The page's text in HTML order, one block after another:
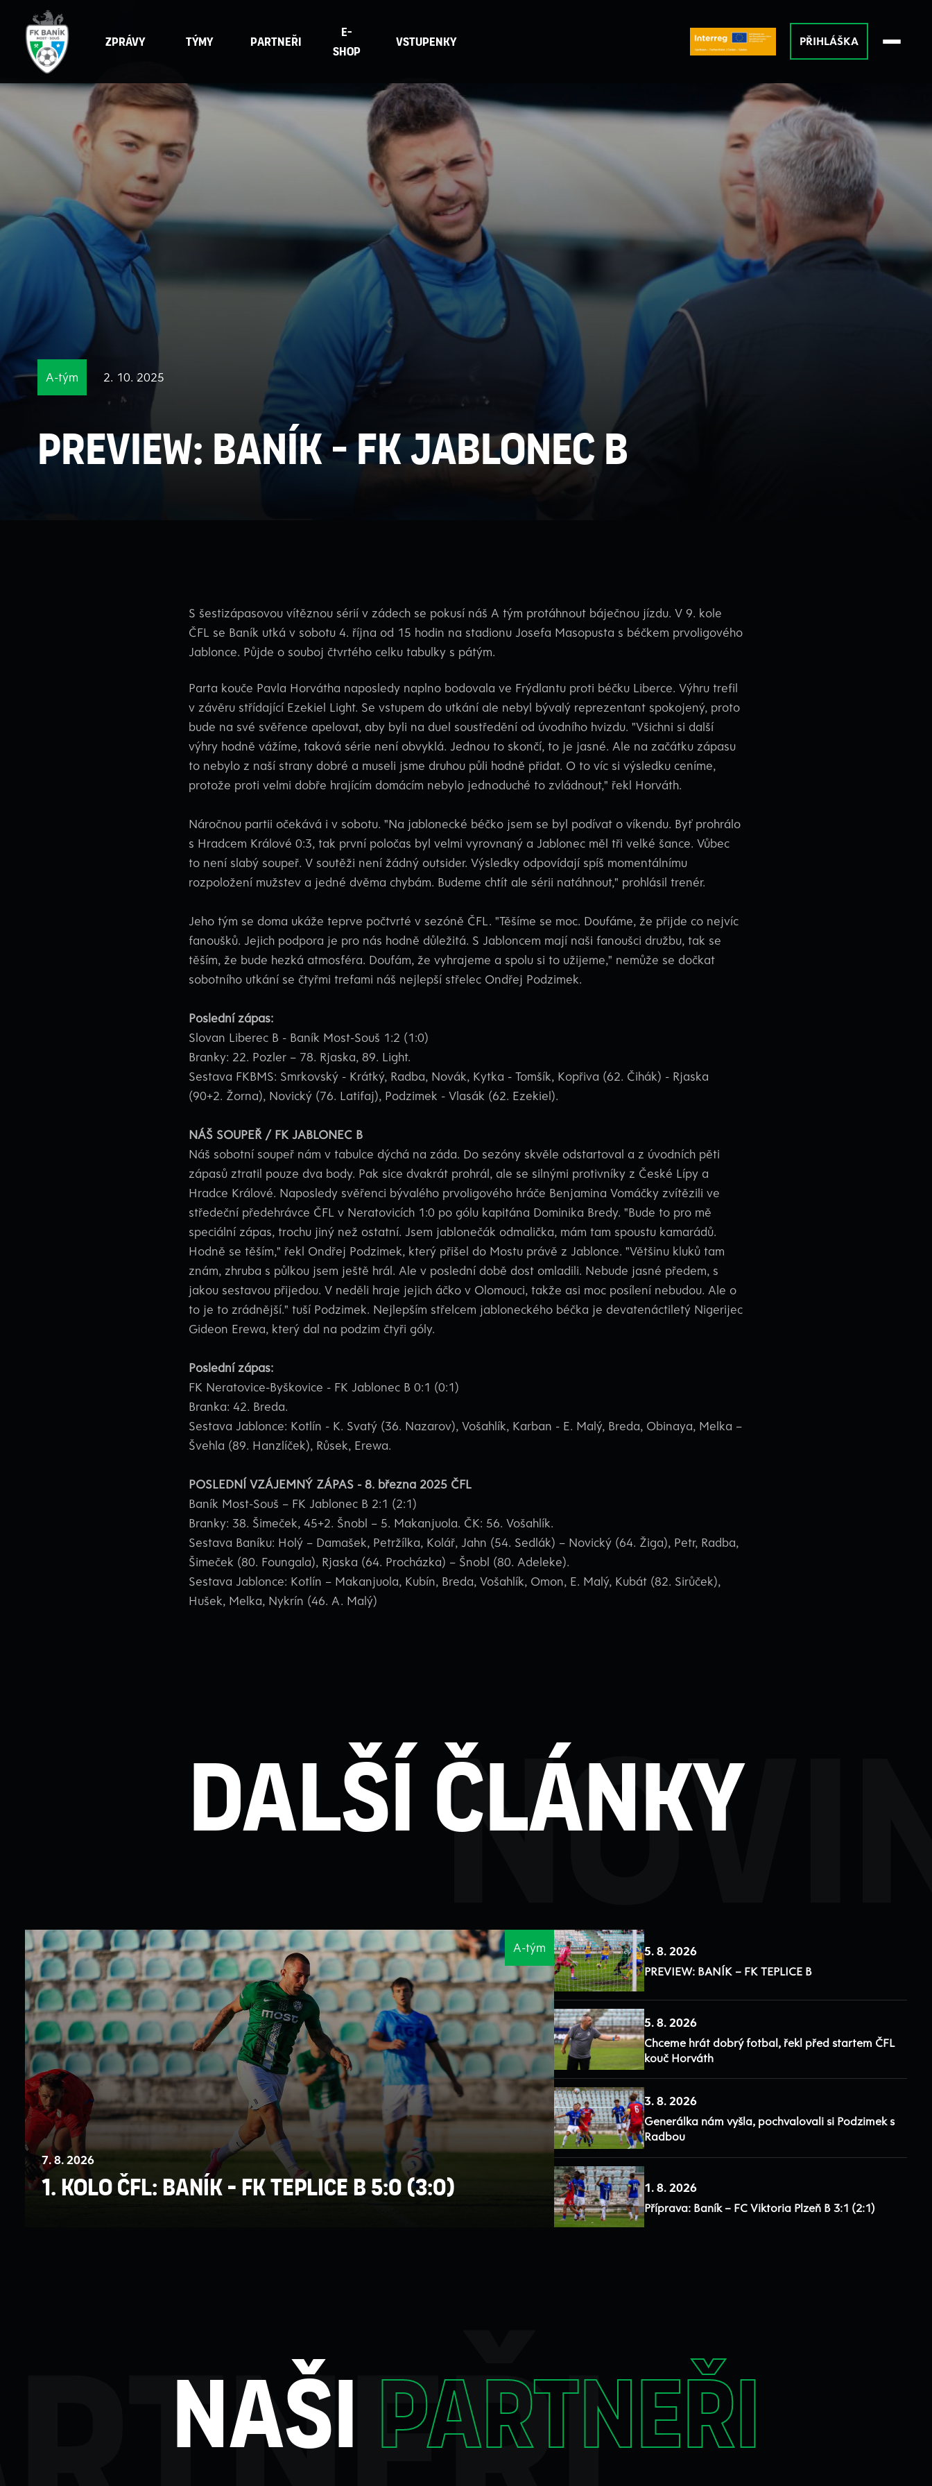
Zprávy Týmy Partneři
E-
Shop
Vstupenky PŘIHLÁŠKA
A-tým 2. 10. 2025
PREVIEW: BANÍK - FK JABLONEC B
S šestizápasovou vítěznou sérií v zádech se pokusí náš A tým protáhnout báječnou jízdu. V 9. kole
ČFL se Baník utká v sobotu 4. října od 15 hodin na stadionu Josefa Masopusta s béčkem prvoligového
Jablonce. Půjde o souboj čtvrtého celku tabulky s pátým.
Parta kouče Pavla Horvátha naposledy naplno bodovala ve Frýdlantu proti béčku Liberce. Výhru trefil
v závěru střídající Ezekiel Light. Se vstupem do utkání ale nebyl bývalý reprezentant spokojený, proto
bude na své svěřence apelovat, aby byli na duel soustředění od úvodního hvizdu. "Všichni si další
výhry hodně vážíme, taková série není obvyklá. Jednou to skončí, to je jasné. Ale na začátku zápasu
to nebylo z naší strany dobré a museli jsme druhou půli hodně přidat. O to víc si výsledku ceníme,
protože proti velmi dobře hrajícím domácím nebylo jednoduché to zvládnout," řekl Horváth.
Náročnou partii očekává i v sobotu. "Na jablonecké béčko jsem se byl podívat o víkendu. Byť prohrálo
s Hradcem Králové 0:3, tak první poločas byl velmi vyrovnaný a Jablonec měl tři velké šance. Vůbec
to není slabý soupeř. V soutěži není žádný outsider. Výsledky odpovídají spíš momentálnímu
rozpoložení mužstev a jedné dvěma chybám. Budeme chtít ale sérii natáhnout," prohlásil trenér.
Jeho tým se doma ukáže teprve počtvrté v sezóně ČFL. "Těšíme se moc. Doufáme, že přijde co nejvíc
fanoušků. Jejich podpora je pro nás hodně důležitá. S Jabloncem mají naši fanoušci družbu, tak se
těším, že bude hezká atmosféra. Doufám, že vyhrajeme a spolu si to užijeme," nemůže se dočkat
sobotního utkání se čtyřmi trefami náš nejlepší střelec Ondřej Podzimek.
Poslední zápas:
Slovan Liberec B - Baník Most-Souš 1:2 (1:0)
Branky: 22. Pozler – 78. Rjaska, 89. Light.
Sestava FKBMS: Smrkovský - Krátký, Radba, Novák, Kytka - Tomšík, Kopřiva (62. Čihák) - Rjaska
(90+2. Žorna), Novický (76. Latifaj), Podzimek - Vlasák (62. Ezekiel).
NÁŠ SOUPEŘ / FK JABLONEC B
Náš sobotní soupeř nám v tabulce dýchá na záda. Do sezóny skvěle odstartoval a z úvodních pěti
zápasů ztratil pouze dva body. Pak sice dvakrát prohrál, ale se silnými protivníky z České Lípy a
Hradce Králové. Naposledy svěřenci bývalého prvoligového hráče Benjamina Vomáčky zvítězili ve
středeční předehrávce ČFL v Neratovicích 1:0 po gólu kapitána Dominika Bredy. "Bude to pro mě
speciální zápas, trochu jiný než ostatní. Jsem jablonečák odmalička, mám tam spoustu kamarádů.
Hodně se těším," řekl Ondřej Podzimek, který přišel do Mostu právě z Jablonce. "Většinu kluků tam
znám, zhruba s půlkou jsem ještě hrál. Ale v poslední době dost omladili. Nebude jasné předem, s
jakou sestavou přijedou. V neděli hraje jejich áčko v Olomouci, takže asi moc posílení nebudou. Ale o
to je to zrádnější." tuší Podzimek. Nejlepším střelcem jabloneckého béčka je devatenáctiletý Nigerijec
Gideon Erewa, který dal na podzim čtyři góly.
Poslední zápas:
FK Neratovice-Byškovice - FK Jablonec B 0:1 (0:1)
Branka: 42. Breda.
Sestava Jablonce: Kotlín - K. Svatý (36. Nazarov), Vošahlík, Karban - E. Malý, Breda, Obinaya, Melka –
Švehla (89. Hanzlíček), Růsek, Erewa.
POSLEDNÍ VZÁJEMNÝ ZÁPAS - 8. března 2025 ČFL
Baník Most-Souš – FK Jablonec B 2:1 (2:1)
Branky: 38. Šimeček, 45+2. Šnobl – 5. Makanjuola. ČK: 56. Vošahlík.
Sestava Baníku: Holý – Damašek, Petržílka, Kolář, Jahn (54. Sedlák) – Novický (64. Žiga), Petr, Radba,
Šimeček (80. Foungala), Rjaska (64. Procházka) – Šnobl (80. Adeleke).
Sestava Jablonce: Kotlín – Makanjuola, Kubín, Breda, Vošahlík, Omon, E. Malý, Kubát (82. Sirůček),
Hušek, Melka, Nykrín (46. A. Malý)
Další články
A-tým
7. 8. 2026
1. kolo ČFL: BANÍK - FK TEPLICE B 5:0 (3:0)
5. 8. 2026
PREVIEW: BANÍK – FK TEPLICE B
5. 8. 2026
Chceme hrát dobrý fotbal, řekl před startem ČFL
kouč Horváth
3. 8. 2026
Generálka nám vyšla, pochvalovali si Podzimek s
Radbou
1. 8. 2026
Příprava: Baník – FC Viktoria Plzeň B 3:1 (2:1)
naši partneři